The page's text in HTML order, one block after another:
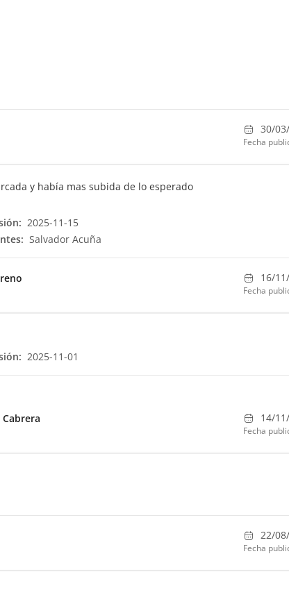
30/
Fecha
y había mas subida de lo esperado
2025-11-15
Salvador Acuña
16/
Fecha
2025-11-01
14/
Fecha
22/
Fecha